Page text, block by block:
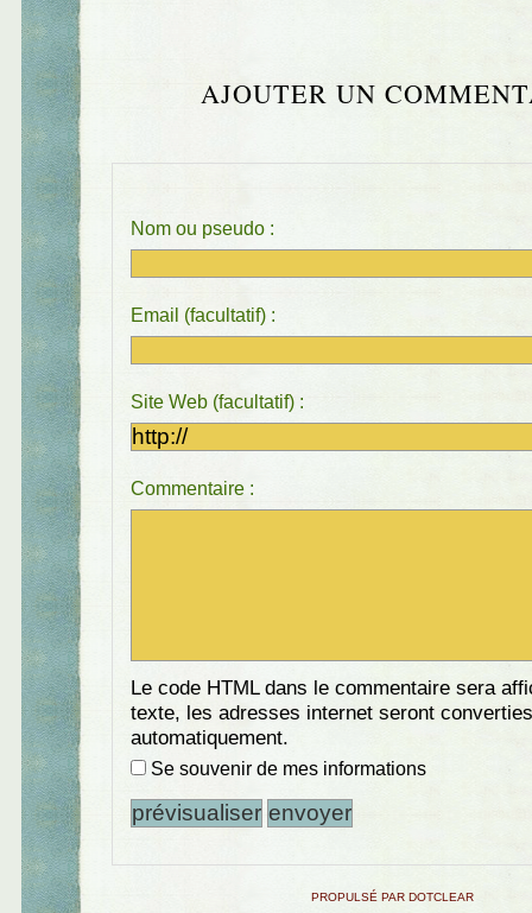
AJOUTER UN
Nom ou pseudo :
Email (facultatif) :
Site Web (facultatif) :
Commentaire :
Le code HTML dans le commentaire sera
texte, les adresses internet seront converties
automatiquement.
Se souvenir de mes informations
PROPULSÉ PAR DOTCLEAR